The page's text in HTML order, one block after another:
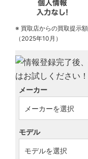
※ 買取店からの買取提示
（2025年10月）
メーカー
モデル